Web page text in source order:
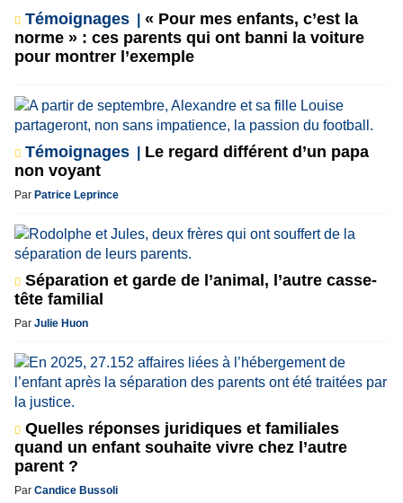
Témoignages
« Pour mes enfants, c’est la
norme » : ces parents qui ont banni la voiture
pour montrer l’exemple
Témoignages
Le regard différent d’un papa
non voyant
Par Patrice Leprince
Séparation et garde de l’animal, l’autre casse-
tête familial
Par Julie Huon
Quelles réponses juridiques et familiales
quand un enfant souhaite vivre chez l’autre
parent ?
Par Candice Bussoli